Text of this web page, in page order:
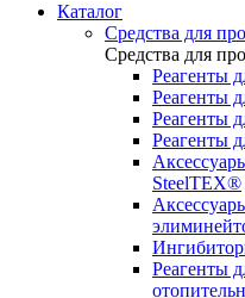
Каталог
Средства для
Средства для
Реагенты
Реагенты
Реагенты
Реагенты
SteelTEX®
Реагенты